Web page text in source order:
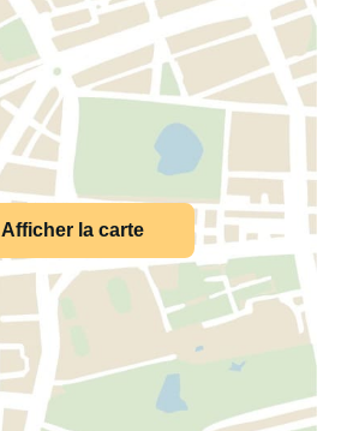
Afficher la carte